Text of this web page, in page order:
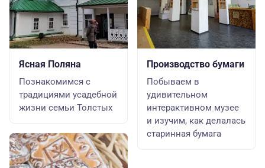
Ясная Поляна
Познакомимся с
традициями усадебной
жизни семьи Толстых
Производство бумаги
Побываем в
удивительном
интерактивном музее
и изучим, как делалась
старинная бумага